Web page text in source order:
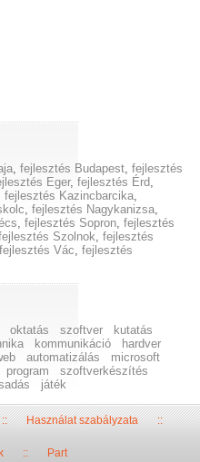
,fejlesztés Budapest,fejlesztés
Eger,fejlesztés Érd,
fejlesztés Kazincbarcika,
,fejlesztés Nagykanizsa,
,fejlesztés Sopron,fejlesztés
Szolnok,fejlesztés
fejlesztés Vác,fejlesztés
oktatás szoftver
kutatás
kommunikáció
hardver
automatizálás
microsoft
program
szoftverkészítés
játék
Használat szabályzata::
:: Part